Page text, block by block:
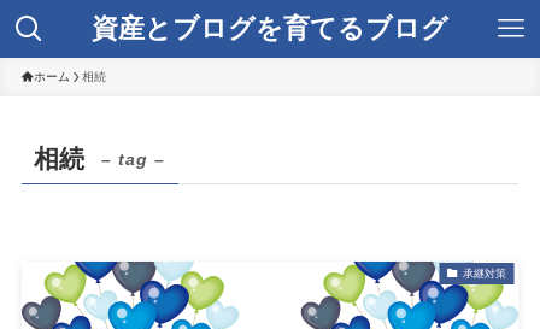
資産とブログを育てるブログ
ホーム 相続
相続 – tag –
承継対策